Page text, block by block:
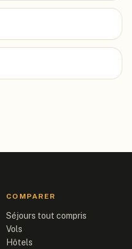
COMPARER
Séjours tout compris
Vols
Hôtels